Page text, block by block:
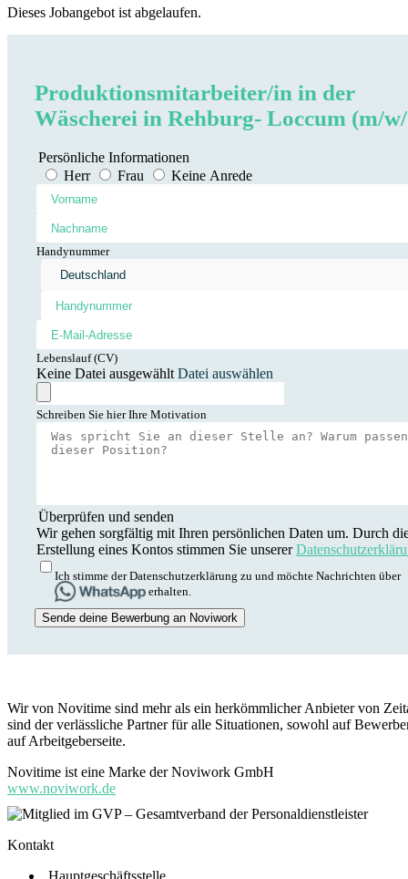
Dieses Jobangebot ist abgelaufen.
Produktionsmitarbeiter/in in der
Wäscherei in Rehburg- Loccum (m/
Persönliche Informationen
Herr
Frau Keine Anrede
Handynummer
Lebenslauf (CV)
Keine Datei ausgewählt Datei auswählen
Schreiben Sie hier Ihre Motivation
Überprüfen und senden
Wir gehen sorgfältig mit Ihren persönlichen Daten um. Durch
Erstellung eines Kontos stimmen Sie unserer
Ich stimme der Datenschutzerklärung zu und möchte Nachrichten über
erhalten.
Sende deine Bewerbung an Noviwork
Wir von Novitime sind mehr als ein herkömmlicher Anbieter von
sind der verlässliche Partner für alle Situationen, sowohl auf
auf Arbeitgeberseite.
Novitime ist eine Marke der Noviwork GmbH
www.noviwork.de
Kontakt
Hauptgeschäftsstelle